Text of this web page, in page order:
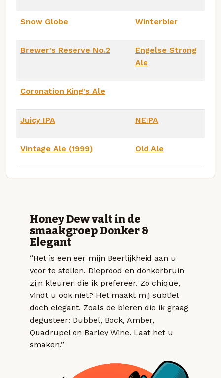
Snow Globe Winterbier
Brewer's Reserve No.2
Engelse Strong
Ale
Coronation King's Ale
Juicy IPA NEIPA
Vintage Ale (1999) Old Ale
Honey Dew valt in de
smaakgroep Donker &
Elegant
“Het is een eer mijn Beerlijkheid aan u
voor te stellen. Dieprood en donkerbruin
zijn kleuren die ik prefereer. Zo chique,
vindt u ook niet? Het maakt mij subtiel
doch elegant. Zoals de bieren die ik graag
degusteer: Dubbel, Bock, Amber,
Quadrupel en Barley Wine. Laat het u
smaken.”